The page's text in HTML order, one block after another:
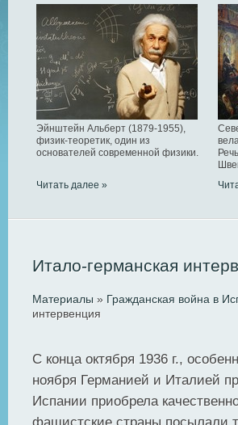
Эйнштейн Альберт (1879-1955),
физик-теоретик, один из
основателей современной физики.
Читать далее »
Итало-германская
Материалы » Гражданская война в
интервенция
С конца октября 1936 г.,
ноября Германией и Италией
Испании приобрела